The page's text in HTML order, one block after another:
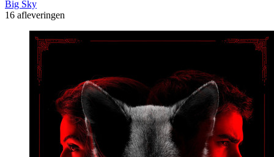
Big Sky
16 afleveringen